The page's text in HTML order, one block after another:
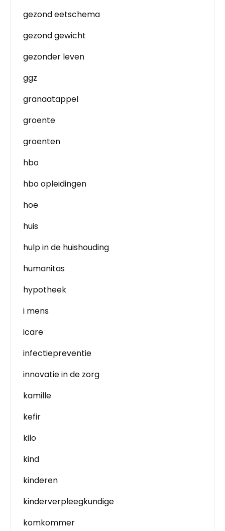
gezond eetschema
gezond gewicht
gezonder leven
ggz
granaatappel
groente
groenten
hbo
hbo opleidingen
hoe
huis
hulp in de huishouding
humanitas
hypotheek
i mens
icare
infectiepreventie
innovatie in de zorg
kamille
kefir
kilo
kind
kinderen
kinderverpleegkundige
komkommer